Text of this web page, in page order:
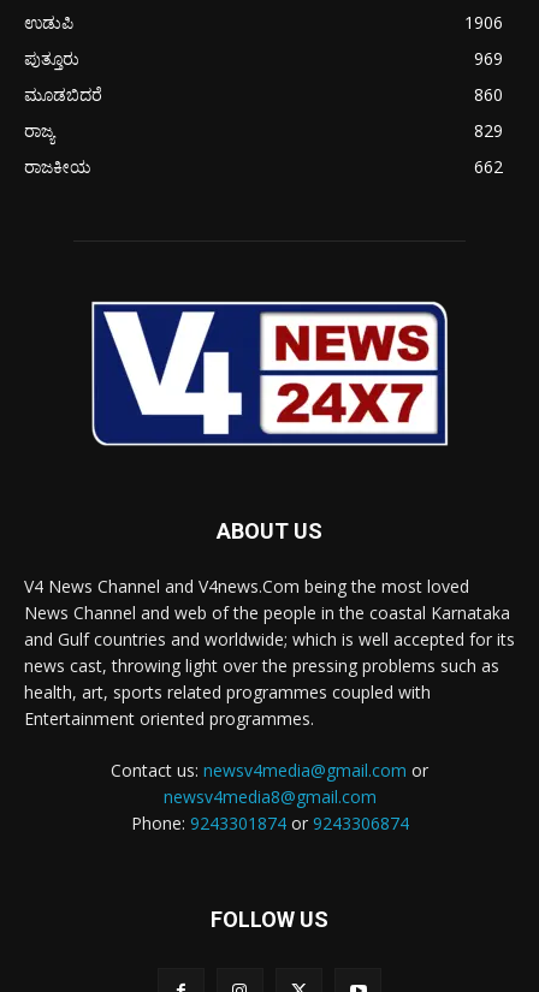
ಉಡುಪಿ
1906
ಪುತ್ತೂರು
969
ಮೂಡಬಿದರೆ
860
ರಾಜ್ಯ
829
ರಾಜಕೀಯ
662
ABOUT US
V4 News Channel and V4news.Com being the most loved
News Channel and web of the people in the coastal Karnataka
and Gulf countries and worldwide; which is well accepted for its
news cast, throwing light over the pressing problems such as
health, art, sports related programmes coupled with
Entertainment oriented programmes.
Contact us: newsv4media@gmail.com or
newsv4media8@gmail.com
Phone: 9243301874or 9243306874
FOLLOW US